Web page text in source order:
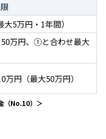
5万円・1年間）
万円、①と合わせ最大
万円（最大50万円）
（No.10）＞